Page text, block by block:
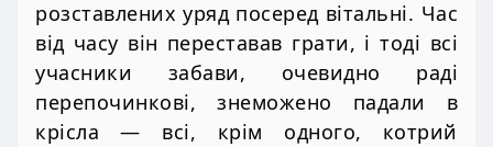
розставлених уряд посеред вітальні. Час
від часу він переставав грати, і тоді всі
учасники забави, очевидно раді
перепочинкові, знеможено падали в
крісла — всі, крім одного, котрий